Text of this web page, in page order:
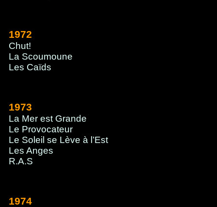
1972
Chut!
La Scoumoune
Les Caïds
1973
La Mer est Grande
Le Provocateur
Le Soleil se Lève à l’Est
Les Anges
R.A.S
1974